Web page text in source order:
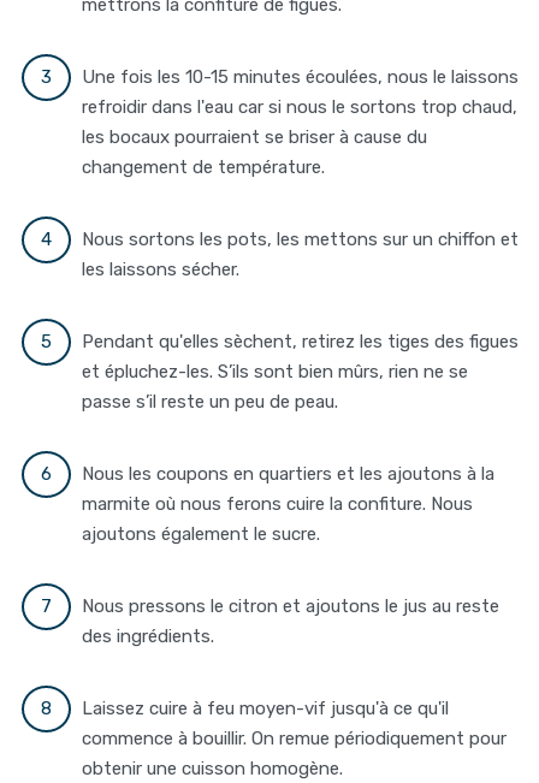
mettrons la confiture de figues.
Une fois les 10-15 minutes écoulées, nous le laissons
refroidir dans l'eau car si nous le sortons trop chaud,
les bocaux pourraient se briser à cause du
changement de température.
Nous sortons les pots, les mettons sur un chiffon et
les laissons sécher.
Pendant qu'elles sèchent, retirez les tiges des figues
et épluchez-les. S’ils sont bien mûrs, rien ne se
passe s’il reste un peu de peau.
Nous les coupons en quartiers et les ajoutons à la
marmite où nous ferons cuire la confiture. Nous
ajoutons également le sucre.
Nous pressons le citron et ajoutons le jus au reste
des ingrédients.
Laissez cuire à feu moyen-vif jusqu'à ce qu'il
commence à bouillir. On remue périodiquement pour
obtenir une cuisson homogène.